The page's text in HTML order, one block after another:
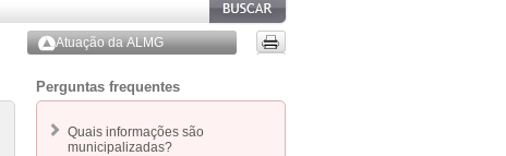
Atuação da ALMG
Perguntas frequentes
Quais informações são
municipalizadas?